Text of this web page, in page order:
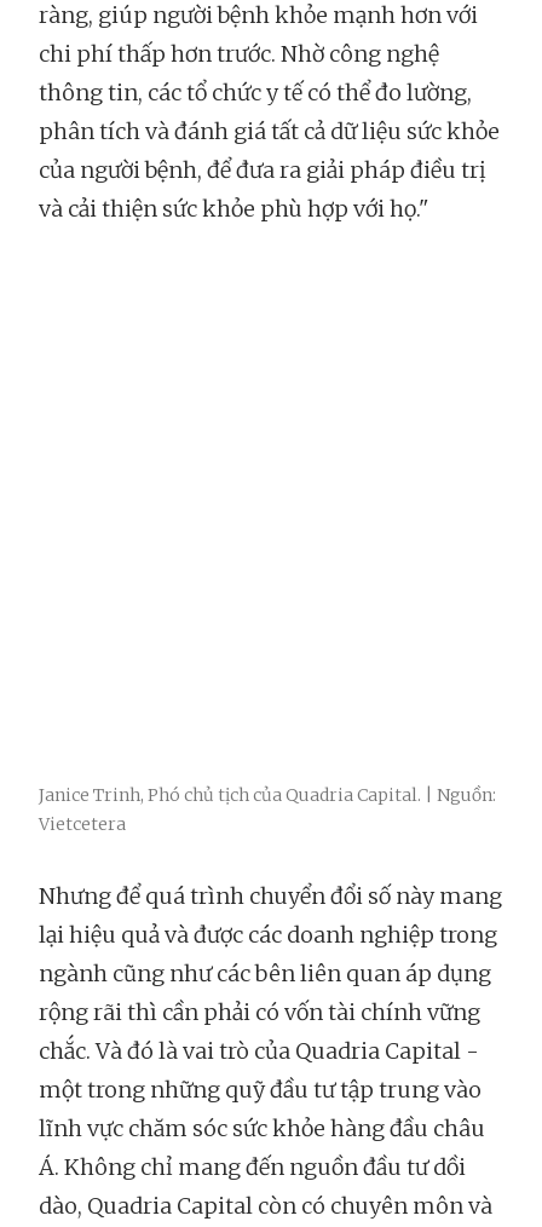
ràng, giúp người bệnh khỏe mạnh hơn với
chi phí thấp hơn trước. Nhờ công nghệ
thông tin, các tổ chức y tế có thể đo lường,
phân tích và đánh giá tất cả dữ liệu sức khỏe
của người bệnh, để đưa ra giải pháp điều trị
và cải thiện sức khỏe phù hợp với họ."
Janice Trinh, Phó chủ tịch của Quadria Capital. | Nguồn:
Vietcetera
Nhưng để quá trình chuyển đổi số này mang
lại hiệu quả và được các doanh nghiệp trong
ngành cũng như các bên liên quan áp dụng
rộng rãi thì cần phải có vốn tài chính vững
chắc. Và đó là vai trò của Quadria Capital -
một trong những quỹ đầu tư tập trung vào
lĩnh vực chăm sóc sức khỏe hàng đầu châu
Á. Không chỉ mang đến nguồn đầu tư dồi
dào, Quadria Capital còn có chuyên môn và